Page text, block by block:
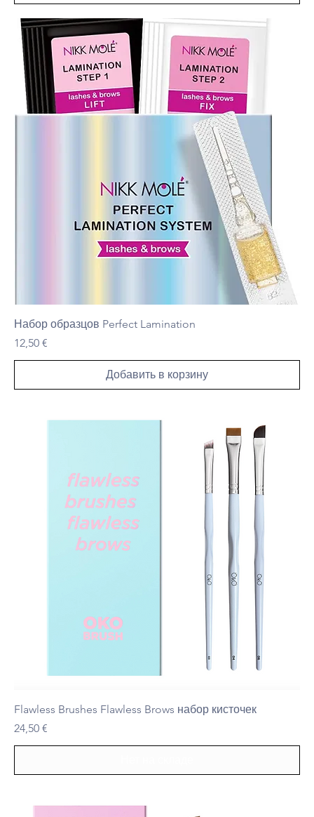
Набор образцов Perfect Lamination
Цена
12,50 €
Добавить в корзину
Flawless Brushes Flawless Brows набор кисточек
Цена
24,50 €